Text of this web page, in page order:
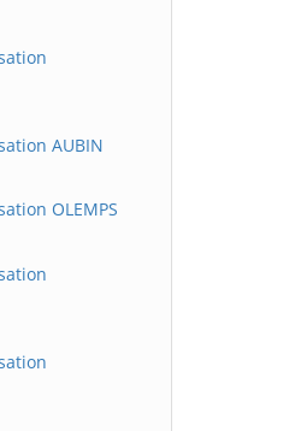
AUBIN
OLEMPS